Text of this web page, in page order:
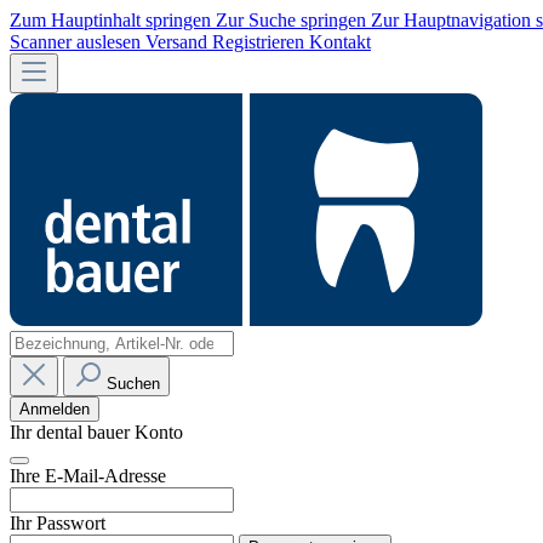
Zum Hauptinhalt springen Zur Suche springen Zur Hauptnavigation
Scanner auslesen Versand Registrieren Kontakt
Suchen
Anmelden
Ihr dental bauer Konto
Ihre E-Mail-Adresse
Ihr Passwort